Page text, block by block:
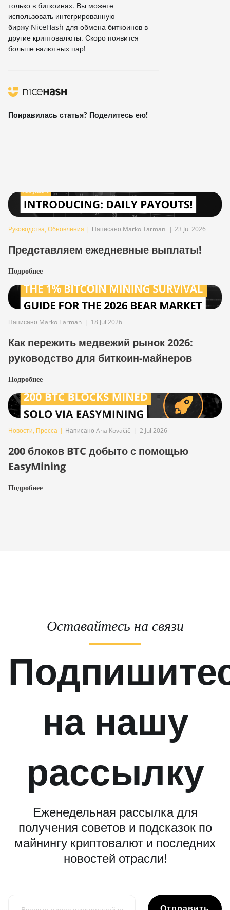
только в биткоинах. Вы можете
использовать интегрированную
биржу NiceHash для обмена биткоинов в
другие криптовалюты. Скоро появится
больше валютных пар!
Понравилась статья? Поделитесь ею!
Руководства, Обновления | Написано Marko Tarman | 23 Jul 2026
Представляем ежедневные выплаты!
Подробнее
Написано Marko Tarman | 18 Jul 2026
Как пережить медвежий рынок 2026:
руководство для биткоин-майнеров
Подробнее
Новости, Пресса | Написано Ana Kovačič | 2 Jul 2026
200 блоков BTC добыто с помощью
EasyMining
Подробнее
Оставайтесь на связи
на нашу
рассылку
Еженедельная рассылка для
получения советов и подсказок по
майнингу криптовалют и последних
новостей отрасли!